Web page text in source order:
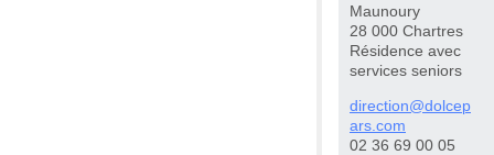
Maunoury
28 000 Chartres
Résidence avec
services seniors
direction@dolcep
ars.com
02 36 69 00 05